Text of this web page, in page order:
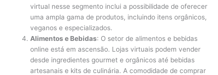
virtual nesse segmento inclui a possibilidade de oferecer
uma ampla gama de produtos, incluindo itens orgânicos,
veganos e especializados.
Alimentos e Bebidas: O setor de alimentos e bebidas
online está em ascensão. Lojas virtuais podem vender
desde ingredientes gourmet e orgânicos até bebidas
artesanais e kits de culinária. A comodidade de comprar